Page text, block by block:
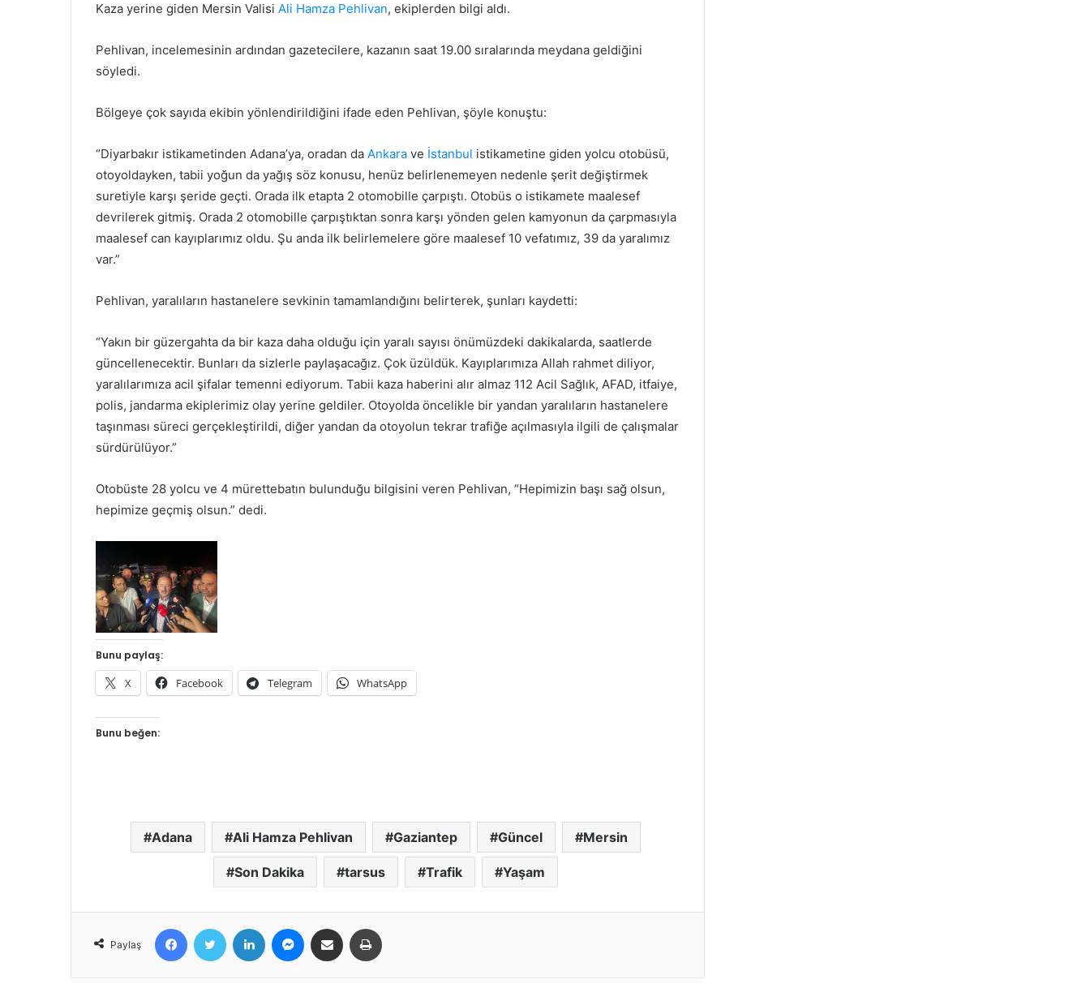
Kaza yerine giden Mersin Valisi Ali Hamza Pehlivan, ekiplerden bilgi aldı.
Pehlivan, incelemesinin ardından gazetecilere, kazanın saat 19.00 sıralarında meydana geldiğini
söyledi.
Bölgeye çok sayıda ekibin yönlendirildiğini ifade eden Pehlivan, şöyle konuştu:
“Diyarbakır istikametinden Adana’ya, oradan da Ankara ve İstanbul istikametine giden yolcu otobüsü,
otoyoldayken, tabii yoğun da yağış söz konusu, henüz belirlenemeyen nedenle şerit değiştirmek
suretiyle karşı şeride geçti. Orada ilk etapta 2 otomobille çarpıştı. Otobüs o istikamete maalesef
devrilerek gitmiş. Orada 2 otomobille çarpıştıktan sonra karşı yönden gelen kamyonun da çarpmasıyla
maalesef can kayıplarımız oldu. Şu anda ilk belirlemelere göre maalesef 10 vefatımız, 39 da yaralımız
var.”
Pehlivan, yaralıların hastanelere sevkinin tamamlandığını belirterek, şunları kaydetti:
“Yakın bir güzergahta da bir kaza daha olduğu için yaralı sayısı önümüzdeki dakikalarda, saatlerde
güncellenecektir. Bunları da sizlerle paylaşacağız. Çok üzüldük. Kayıplarımıza Allah rahmet diliyor,
yaralılarımıza acil şifalar temenni ediyorum. Tabii kaza haberini alır almaz 112 Acil Sağlık, AFAD, itfaiye,
polis, jandarma ekiplerimiz olay yerine geldiler. Otoyolda öncelikle bir yandan yaralıların hastanelere
taşınması süreci gerçekleştirildi, diğer yandan da otoyolun tekrar trafiğe açılmasıyla ilgili de çalışmalar
sürdürülüyor.”
Otobüste 28 yolcu ve 4 mürettebatın bulunduğu bilgisini veren Pehlivan, “Hepimizin başı sağ olsun,
hepimize geçmiş olsun.” dedi.
Bunu paylaş:
X Facebook Telegram WhatsApp
Bunu beğen:
Adana Ali Hamza Pehlivan Gaziantep Güncel Mersin
Son Dakika tarsus Trafik Yaşam
Paylaş
FacebookTwitter LinkedIn MessengerE-Posta ile paylaş